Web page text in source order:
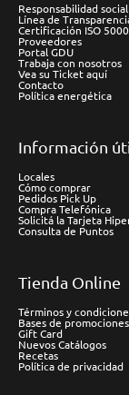
Responsabilidad
Línea de
Certificación ISO
Proveedores
Portal GDU
Trabaja con nosotros
Vea su Ticket aquí
Contacto
Política energética
Información
Locales
Cómo comprar
Pedidos Pick Up
Compra Telefónica
Solicitá la Tarjeta
Consulta de Puntos
Tienda Online
Términos y
Bases de promociones
Gift Card
Nuevos Catálogos
Recetas
Política de privacidad